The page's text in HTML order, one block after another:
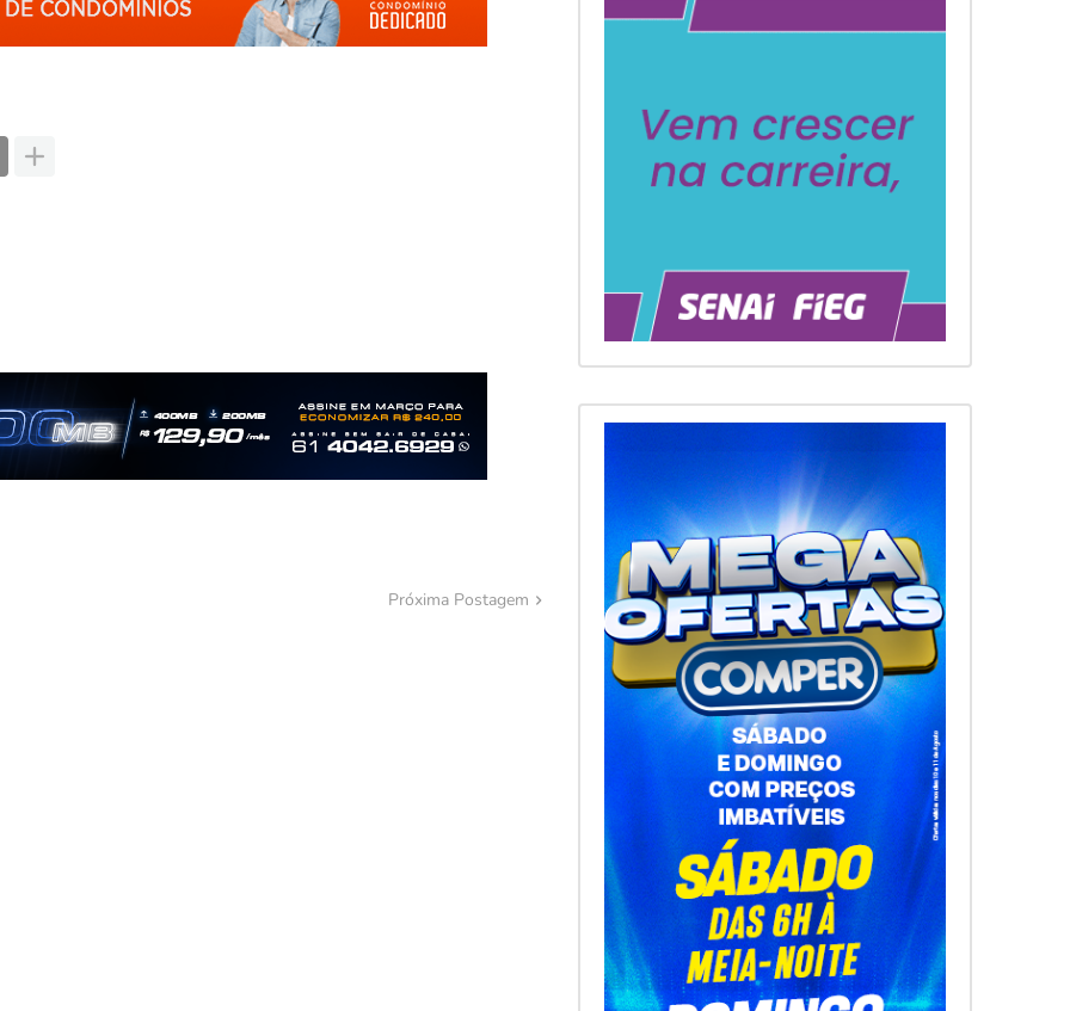
Próxima Postagem